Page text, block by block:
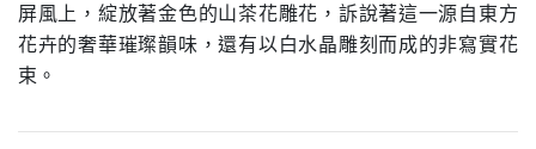
屏風上，綻放著金色的山茶花雕花，訴說著這一源自東方
花卉的奢華璀璨韻味，還有以白水晶雕刻而成的非寫實花
束。